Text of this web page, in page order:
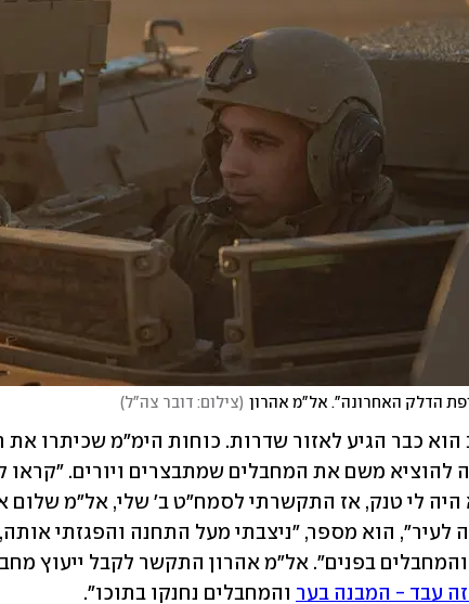
הדלק האחרונה". אל"מ אהרון (צילום: דובר צה"ל)
עבד - המבנה בער והמחבלים נחנקו בתוכו".